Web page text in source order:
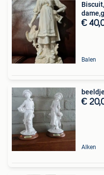
€
Balen
€
Alken